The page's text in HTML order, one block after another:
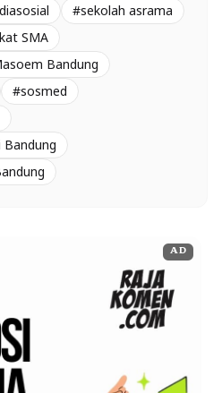
#sekolah asrama
SMA
Bandung
#sosmed
AD